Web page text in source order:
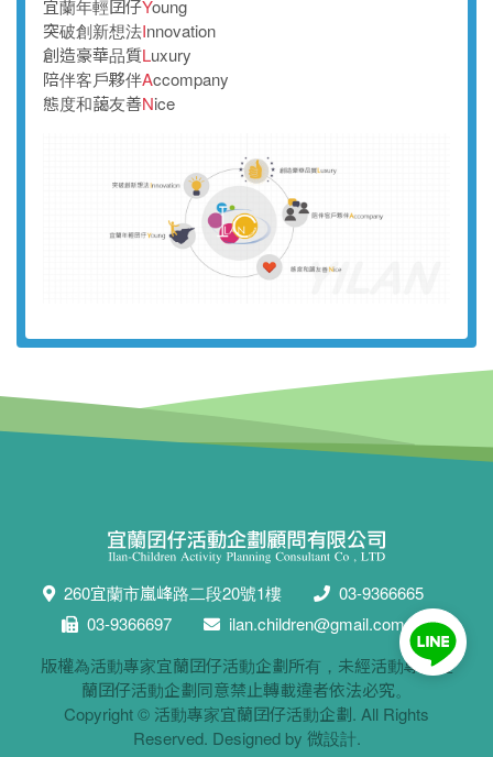
宜蘭年輕囝仔Young
突破創新想法Innovation
創造豪華品質Luxury
陪伴客戶夥伴Accompany
態度和藹友善Nice
260宜蘭市嵐峰路二段20號1樓
03-9366665
03-9366697
ilan.children@gmail.com
版權為活動專家宜蘭囝仔活動企劃所有，未經活動專家宜
蘭囝仔活動企劃同意禁止轉載違者依法必究。
Copyright © 活動專家宜蘭囝仔活動企劃. All Rights
Reserved. Designed by 微設計.